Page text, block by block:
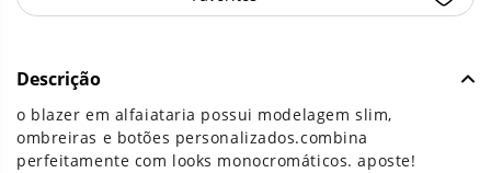
Descrição
o blazer em alfaiataria possui modelagem slim,
ombreiras e botões personalizados.combina
perfeitamente com looks monocromáticos. aposte!